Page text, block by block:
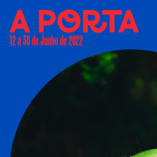
12 a 30 de Junho de 2022